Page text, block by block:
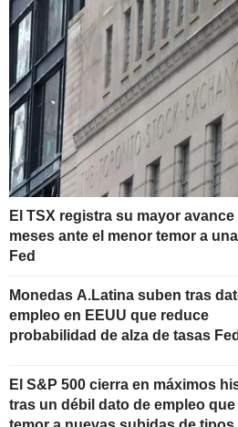
El TSX registra su mayor
meses ante el menor temor a
Fed
Monedas A.Latina suben tras
empleo en EEUU que reduce
probabilidad de alza de tasas Fed
El S&P 500 cierra en máximos
tras un débil dato de empleo que